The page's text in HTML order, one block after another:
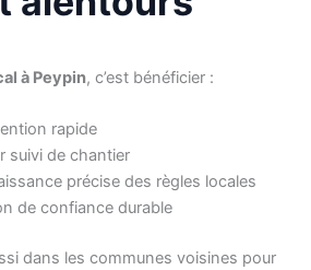
à Peypin, c’est bénéficier :
rapide
suivi de chantier
précise des règles locales
de confiance durable
dans les communes voisines pour